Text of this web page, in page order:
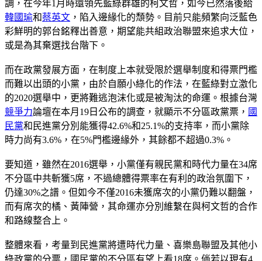
調，在今年1月時還領先藍綠群雄的柯文哲，如今已然落後給
韓國瑜和蔡英文 ，陷入邊緣化的頹勢。目前只能頻繁向泛藍色
彩鮮明的郭台銘釋出善意，期望能共組政治聯盟來追求大位，
或是為其棄選找台階下。
而在政黨發展方面，在制度上本就受限於選舉制度和得票門檻
而難以出頭的小黨，由於自願小綠化的作法，在藍綠對立激化
的2020選舉中，更將難逃泡沫化或是被淘汰的命運。根據台灣
競爭力論壇在本月19日公布的調查，就顯示不分區政黨票， 國
民黨和民進黨分別能獲得42.6%和25.1%的支持率，而小黨除
時力尚有3.6%，在5%門檻邊緣外，其餘都不超過0.3%。
要知道，雖然在2016選舉，小黨僅有親民黨和時代力量在34席
不分區中共斬獲5席，不過總體得票率在有利的政治氛圍下，
仍達30%之譜。但如今不僅2016未獲席次的小黨仍難以翻盤，
而有席次的橘、黃陣營，其命運亦分別維繫在與柯文哲的合作
和路線整合上。
整體來看，考量到民進黨將遭時代力量、喜樂島聯盟及其他小
綠政黨的分票，國民黨的不分區有望上看18席。倘若以現有4